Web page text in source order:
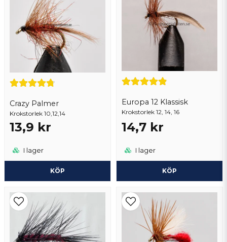
Crazy Palmer
Krokstorlek 10,12,14
13,9 kr
I lager
KÖP
Europa 12 Klassisk
Krokstorlek 12, 14, 16
14,7 kr
I lager
KÖP
Ja, ni får publicera min fråga
Skicka fråga